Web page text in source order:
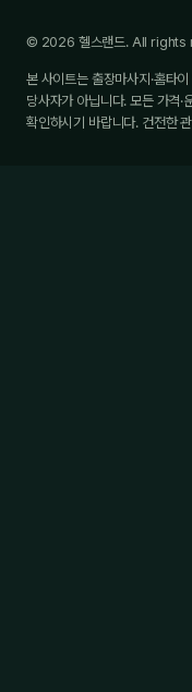
© 2026 헬스랜드. All
본 사이트는 출장마사지·홈타
당사자가 아닙니다. 모든 가격·
확인하시기 바랍니다. 건전한